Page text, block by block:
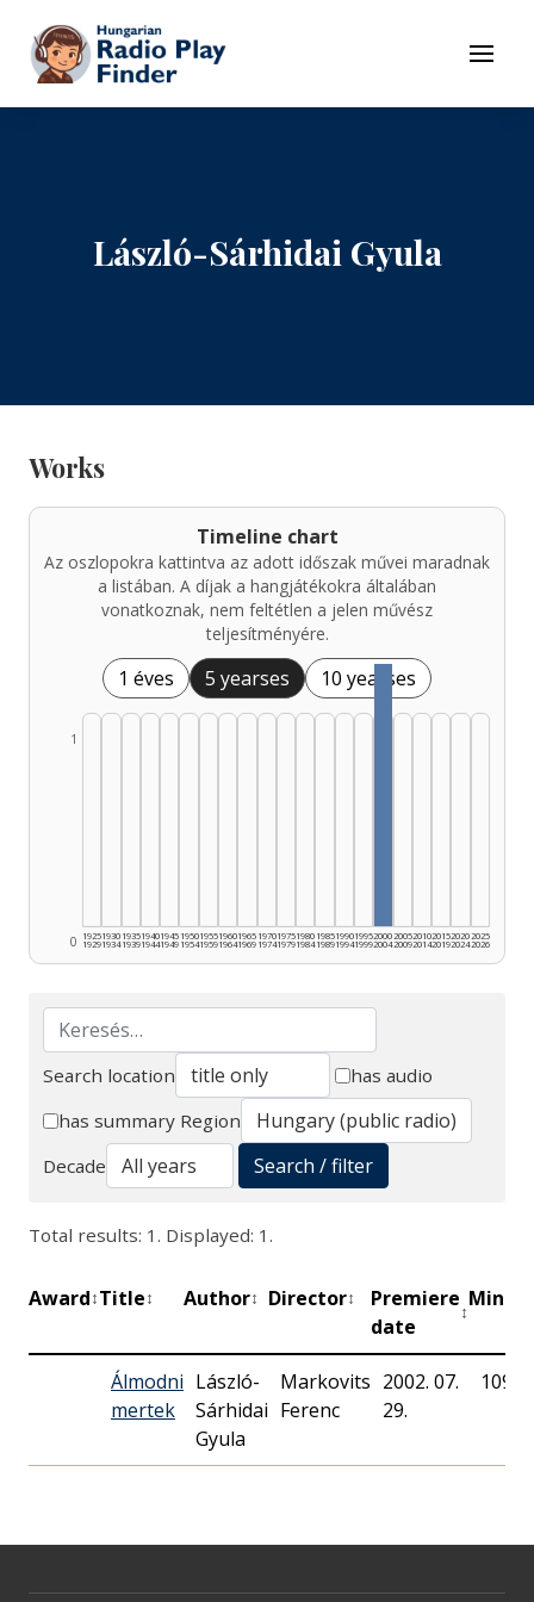
To contents
Menu
László-Sárhidai Gyula
Works
Timeline chart
Az oszlopokra kattintva az adott időszak művei maradnak
a listában. A díjak a hangjátékokra általában
vonatkoznak, nem feltétlen a jelen művész
teljesítményére.
1 éves 5 yearses 10 yearses
0
1
1925
1929
1930
1934
1935
1939
1940
1944
1945
1949
1950
1954
1955
1959
1960
1964
1965
1969
1970
1974
1975
1979
1980
1984
1985
1989
1990
1994
1995
1999
2000
2004
2005
2009
2010
2014
2015
2019
2020
2024
2025
2026
Search
Search location
has audio
has summary Region
Decade
Search / filter
Total results: 1. Displayed: 1.
Award↕Title↕ Author↕ Director↕
Premiere
date
↕
Álmodni
mertek
László-
Sárhidai
Gyula
Markovits
Ferenc
2002. 07.
29.
109